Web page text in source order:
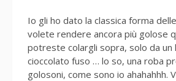
Io gli ho dato la classica forma
volete rendere ancora più golose
potreste colargli sopra, solo da un
cioccolato fuso … lo so, una roba
golosoni, come sono io ahahahhh.